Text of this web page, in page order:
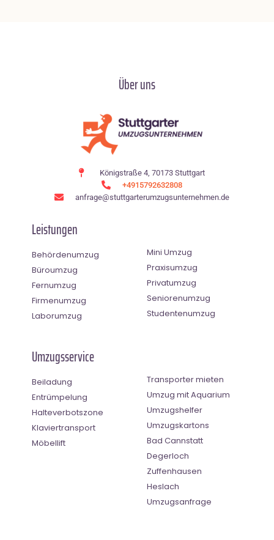
Über uns
Königstraße 4, 70173 Stuttgart
+4915792632808
anfrage@stuttgarterumzugsunternehmen.de
Leistungen
Behördenumzug
Büroumzug
Fernumzug
Firmenumzug
Laborumzug
Mini Umzug
Praxisumzug
Privatumzug
Seniorenumzug
Studentenumzug
Umzugsservice
Beiladung
Entrümpelung
Halteverbotszone
Klaviertransport
Möbellift
Transporter mieten
Umzug mit Aquarium
Umzugshelfer
Umzugskartons
Bad Cannstatt
Degerloch
Zuffenhausen
Heslach
Umzugsanfrage